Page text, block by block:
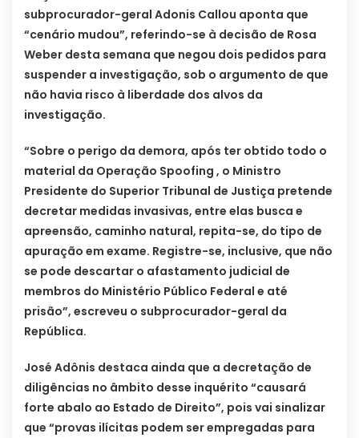
subprocurador-geral Adonis Callou aponta que
“cenário mudou”, referindo-se à decisão de Rosa
Weber desta semana que negou dois pedidos para
suspender a investigação, sob o argumento de que
não havia risco à liberdade dos alvos da
investigação.
“Sobre o perigo da demora, após ter obtido todo o
material da Operação Spoofing , o Ministro
Presidente do Superior Tribunal de Justiça pretende
decretar medidas invasivas, entre elas busca e
apreensão, caminho natural, repita-se, do tipo de
apuração em exame. Registre-se, inclusive, que não
se pode descartar o afastamento judicial de
membros do Ministério Público Federal e até
prisão”, escreveu o subprocurador-geral da
República.
José Adônis destaca ainda que a decretação de
diligências no âmbito desse inquérito “causará
forte abalo ao Estado de Direito”, pois vai sinalizar
que “provas ilícitas podem ser empregadas para